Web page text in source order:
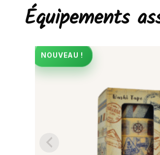
Équipements
NOUVEAU !